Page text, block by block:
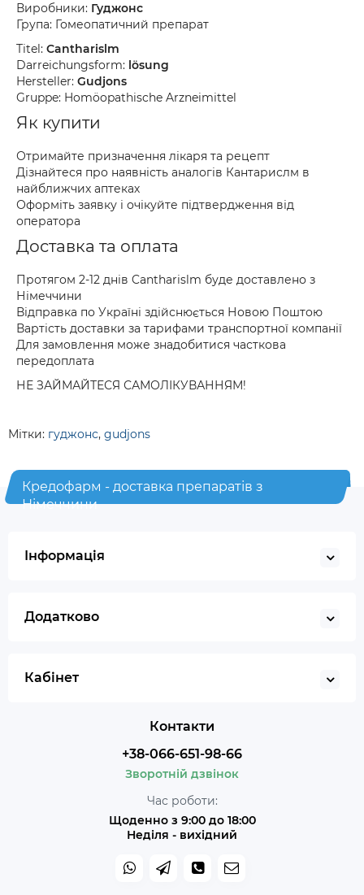
Виробники: Гуджонс
Група: Гомеопатичний препарат
Titel: Cantharislm
Darreichungsform: lösung
Hersteller: Gudjons
Gruppe: Homöopathische Arzneimittel
Як купити
Отримайте призначення лікаря та рецепт
Дізнайтеся про наявність аналогів Кантарислм в
найближчих аптеках
Оформіть заявку і очікуйте підтвердження від
оператора
Доставка та оплата
Протягом 2-12 днів Cantharislm буде доставлено з
Німеччини
Відправка по Україні здійснюється Новою Поштою
Вартість доставки за тарифами транспортної компанії
Для замовлення може знадобитися часткова
передоплата
НЕ ЗАЙМАЙТЕСЯ САМОЛІКУВАННЯМ!
Мітки: гуджонс, gudjons
Кредофарм - доставка препаратів з
Німеччини
Інформація
Додатково
Кабінет
Контакти
+38-066-651-98-66
Зворотній дзвінок
Час роботи:
Щоденно з 9:00 до 18:00
Неділя - вихідний